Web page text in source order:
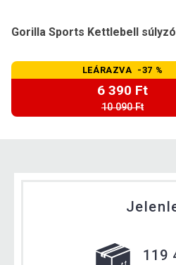
Gorilla Sports Kettlebell
LEÁRAZVA -37 %
6 390 Ft
10 090 Ft
119